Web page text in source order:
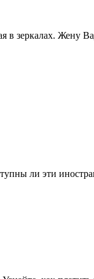
в зеркалах.
ли эти